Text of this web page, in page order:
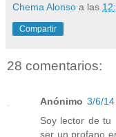
Chema Alonso a las
Compartir
28 comentarios:
Anónimo 3/6/14
Soy lector de tu
ser un profano